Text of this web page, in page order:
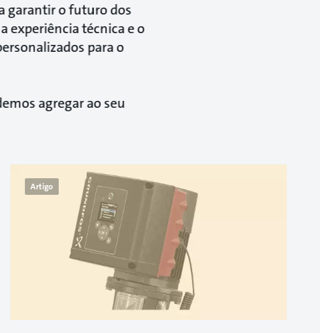
garantir o futuro dos
experiência técnica e o
para o
agregar ao seu
Artigo